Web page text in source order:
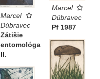
Marcel
Dúbravec
Zátišie
entomológa
II.
Marcel
Dúbravec
Pf 1987